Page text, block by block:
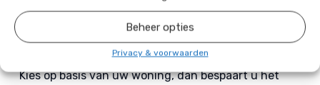
Beheer opties
Privacy & voorwaarden
juiste
verwarmingssysteem
Twijfelt u tussen een cv-ketel of warmtepomp?
Kies op basis van uw woning, dan bespaart u het